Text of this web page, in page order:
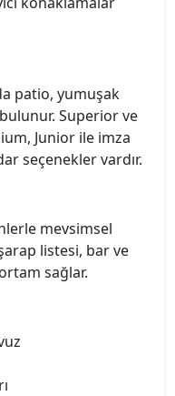
patio, yumuşak
Superior ve
Junior ile imza
seçenekler vardır.
mevsimsel
listesi, bar ve
sağlar.